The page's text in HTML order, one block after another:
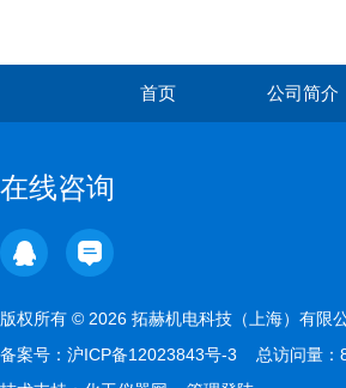
首页 公司简介
在线咨询
版权所有 © 2026 拓赫机电科技（上海）有限
备案号： 沪ICP备12023843号-3 总访问量